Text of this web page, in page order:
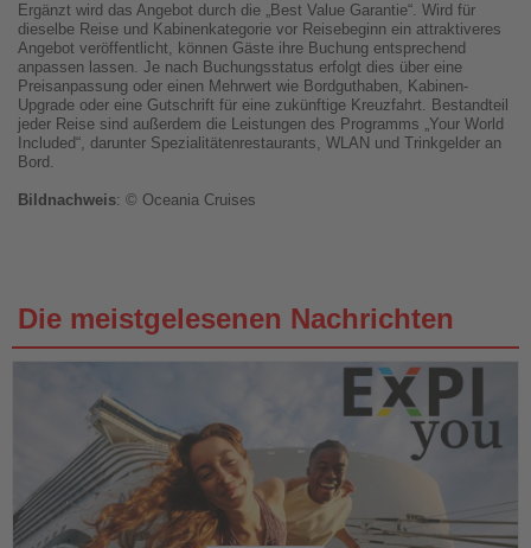
Ergänzt wird das Angebot durch die „Best Value Garantie“. Wird für
dieselbe Reise und Kabinenkategorie vor Reisebeginn ein attraktiveres
Angebot veröffentlicht, können Gäste ihre Buchung entsprechend
anpassen lassen. Je nach Buchungsstatus erfolgt dies über eine
Preisanpassung oder einen Mehrwert wie Bordguthaben, Kabinen-
Upgrade oder eine Gutschrift für eine zukünftige Kreuzfahrt. Bestandteil
jeder Reise sind außerdem die Leistungen des Programms „Your World
Included“, darunter Spezialitätenrestaurants, WLAN und Trinkgelder an
Bord.
Bildnachweis: © Oceania Cruises
Die meistgelesenen Nachrichten